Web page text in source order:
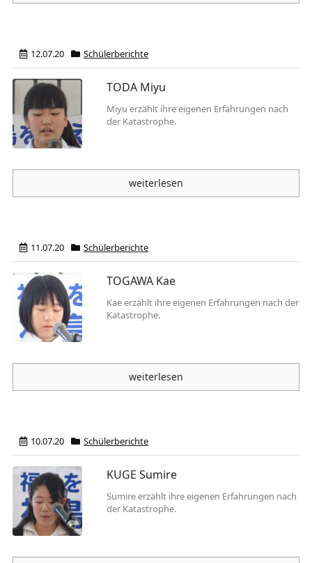
12.07.20 Schülerberichte
TODA Miyu
Miyu erzählt ihre eigenen Erfahrungen nach
der Katastrophe.
weiterlesen
11.07.20 Schülerberichte
TOGAWA Kae
Kae erzählt ihre eigenen Erfahrungen nach der
Katastrophe.
weiterlesen
10.07.20 Schülerberichte
KUGE Sumire
Sumire erzählt ihre eigenen Erfahrungen nach
der Katastrophe.